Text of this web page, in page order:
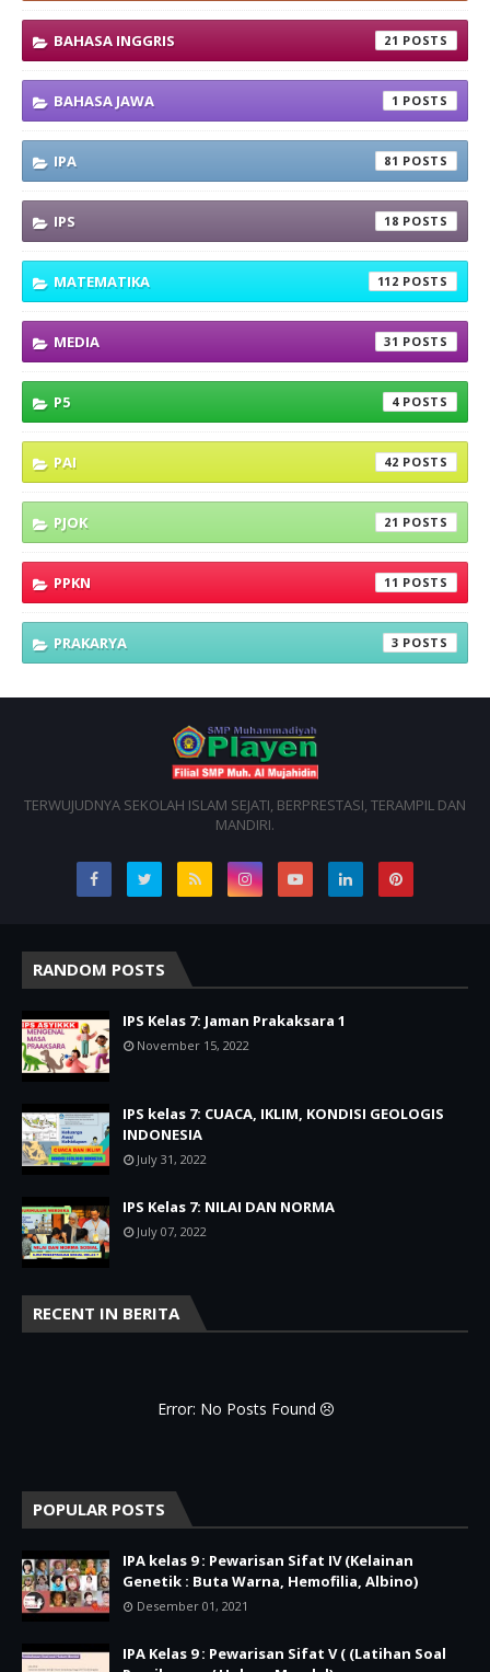
BAHASA INGGRIS 21
BAHASA JAWA 1
IPA 81
IPS 18
MATEMATIKA 112
MEDIA 31
P5 4
PAI 42
PJOK 21
PPKN 11
PRAKARYA 3
TERWUJUDNYA SEKOLAH ISLAM SEJATI, BERPRESTASI, TERAMPIL DAN
MANDIRI.
RANDOM POSTS
IPS Kelas 7: Jaman Prakaksara 1
November 15, 2022
IPS kelas 7: CUACA, IKLIM, KONDISI GEOLOGIS
INDONESIA
July 31, 2022
IPS Kelas 7: NILAI DAN NORMA
July 07, 2022
RECENT IN BERITA
Error: No Posts Found
POPULAR POSTS
IPA kelas 9 : Pewarisan Sifat IV (Kelainan
Genetik : Buta Warna, Hemofilia, Albino)
Desember 01, 2021
IPA Kelas 9 : Pewarisan Sifat V ( (Latihan Soal